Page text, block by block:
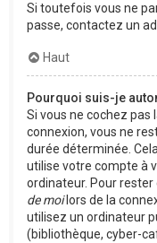
Si toutefois vous ne
passe, contactez un
Haut
Pourquoi suis-je
Si vous ne cochez pas
connexion, vous ne
durée déterminée.
utilise votre compte à
ordinateur. Pour
de moilors de la
utilisez un ordinateur
(bibliothèque, cyber-